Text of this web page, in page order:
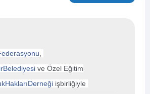
u,
ve Özel Eğitim
işbirliğiyle